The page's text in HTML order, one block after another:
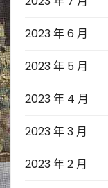
2023 年 6 月
2023 年 5 月
2023 年 4 月
2023 年 3 月
2023 年 2 月